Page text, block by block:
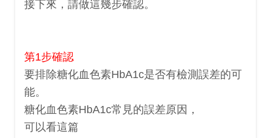
接下來，請做這幾步確認。
第1步確認
要排除糖化血色素HbA1c是否有檢測誤差的可
能。
糖化血色素HbA1c常見的誤差原因，
可以看這篇